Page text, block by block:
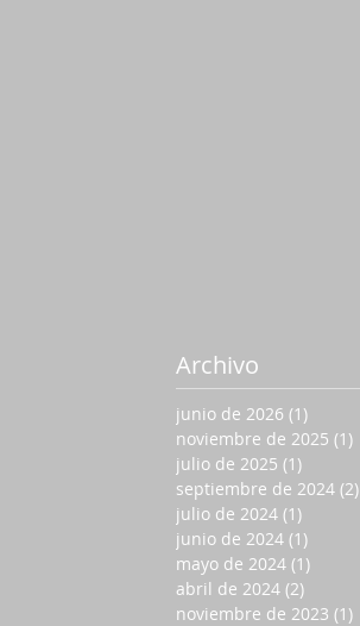
Archivo
junio de 2026 (1)
noviembre de 2025 (1)
julio de 2025 (1)
septiembre de 2024 (2)
julio de 2024 (1)
junio de 2024 (1)
mayo de 2024 (1)
abril de 2024 (2)
noviembre de 2023 (1)